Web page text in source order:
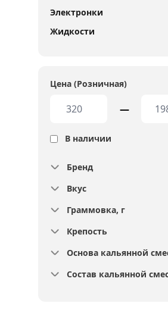
Электронки
Жидкости
Цена (Розничная)
—
В наличии
Бренд
Вкус
Граммовка, г
Крепость
Основа кальянной
Состав кальянной